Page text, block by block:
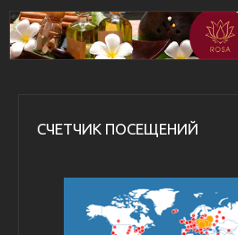
СЧЕТЧИК ПОСЕЩЕНИЙ